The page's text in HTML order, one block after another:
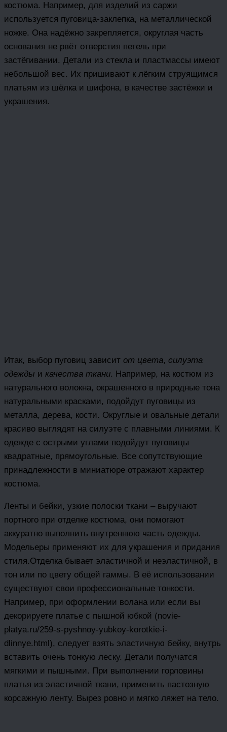
костюма. Например, для изделий из саржи
используется пуговица-заклепка, на металлической
ножке. Она надёжно закрепляется, округлая часть
основания не рвёт отверстия петель при
застёгивании. Детали из стекла и пластмассы имеют
небольшой вес. Их пришивают к лёгким струящимся
платьям из шёлка и шифона, в качестве застёжки и
украшения.
Итак, выбор пуговиц зависит от цвета, силуэта
одежды и качества ткани. Например, на костюм из
натурального волокна, окрашенного в природные тона
натуральными красками, подойдут пуговицы из
металла, дерева, кости. Округлые и овальные детали
красиво выглядят на силуэте с плавными линиями. К
одежде с острыми углами подойдут пуговицы
квадратные, прямоугольные. Все сопутствующие
принадлежности в миниатюре отражают характер
костюма.
Ленты и бейки, узкие полоски ткани – выручают
портного при отделке костюма, они помогают
аккуратно выполнить внутреннюю часть одежды.
Модельеры применяют их для украшения и придания
стиля.Отделка бывает эластичной и неэластичной, в
тон или по цвету общей гаммы. В её использовании
существуют свои профессиональные тонкости.
Например, при оформлении волана или если вы
декорируете платье с пышной юбкой (novie-
platya.ru/259-s-pyshnoy-yubkoy-korotkie-i-
dlinnye.html), следует взять эластичную бейку, внутрь
вставить очень тонкую леску. Детали получатся
мягкими и пышными. При выполнении горловины
платья из эластичной ткани, применить пастозную
корсажную ленту. Вырез ровно и мягко ляжет на тело.